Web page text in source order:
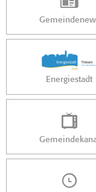
Energiestadt